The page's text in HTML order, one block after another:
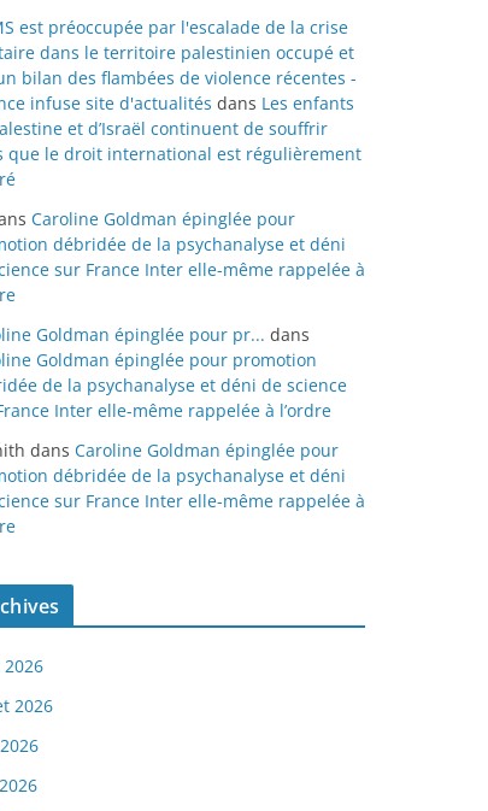
est préoccupée par l'escalade de la crise
dans le territoire palestinien occupé et
bilan des flambées de violence récentes -
infuse site d'actualités dans Les enfants
et d’Israël continuent de souffrir
que le droit international est régulièrement
Caroline Goldman épinglée pour
débridée de la psychanalyse et déni
sur France Inter elle-même rappelée à
Goldman épinglée pour pr... dans
Goldman épinglée pour promotion
de la psychanalyse et déni de science
Inter elle-même rappelée à l’ordre
dans Caroline Goldman épinglée pour
débridée de la psychanalyse et déni
sur France Inter elle-même rappelée à
2026